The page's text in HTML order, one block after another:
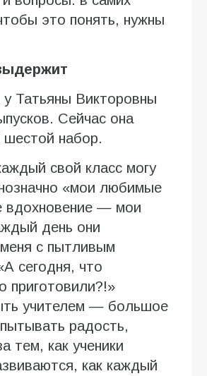
это понять, нужны
у Татьяны Викторовны
Сейчас она
шестой набор.
свой класс могу
«мои любимые
вдохновение — мои
день они
с пытливым
сегодня, что
приготовили?!»
учителем — большое
радость,
тем, как ученики
как каждый